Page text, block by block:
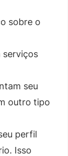
sobre o
serviços
seu
outro tipo
perfil
Isso